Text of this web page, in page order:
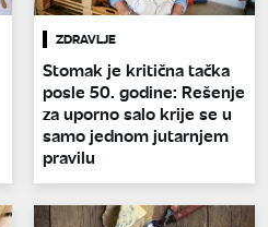
ZDRAVLJE
Stomak je kritična tačka
posle 50. godine: Rešenje
za uporno salo krije se u
samo jednom jutarnjem
pravilu